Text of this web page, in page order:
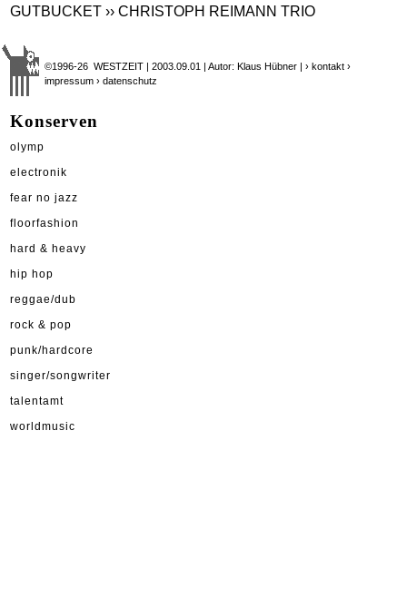
GUTBUCKET ›› CHRISTOPH REIMANN TRIO
©1996-26 WESTZEIT | 2003.09.01 | Autor: Klaus Hübner |› kontakt ›
impressum › datenschutz
Konserven
olymp
electronik
fear no jazz
floorfashion
hard & heavy
hip hop
reggae/dub
rock & pop
punk/hardcore
singer/songwriter
talentamt
worldmusic